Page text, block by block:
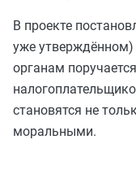
В проекте
уже утверждённом)
органам
становятся не
моральными.